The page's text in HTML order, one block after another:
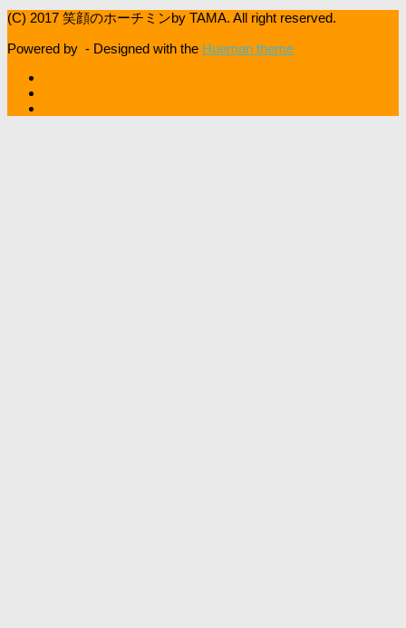
(C) 2017 笑顔のホーチミンby TAMA. All right reserved.
Powered by - Designed with the Hueman theme